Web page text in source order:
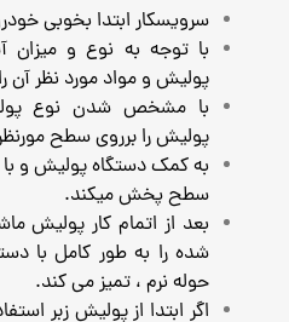
سرویسکار ابتدا بخوبی
با توجه به نوع و
پولیش و مواد مورد نظر آن
با مشخص شدن نوع
پولیش را برروی سطح
به کمک دستگاه پولیش و
سطح پخش میکند.
بعد از اتمام کار پولیش
شده را به طور کامل با
حوله نرم ، تمیز می کند.
اگر ابتدا از پولیش زبر